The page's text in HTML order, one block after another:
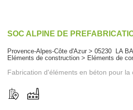
SOC ALPINE DE
Provence-Alpes-Côte d'Azur > 05230 LA
Eléments de construction > Eléments de
Fabrication d'éléments en béton pour la